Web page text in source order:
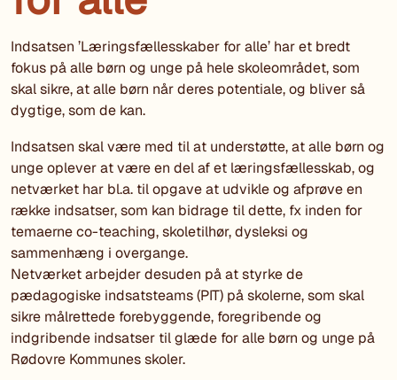
Indsatsen ’Læringsfællesskaber for alle’ har et bredt
fokus på alle børn og unge på hele skoleområdet, som
skal sikre, at alle børn når deres potentiale, og bliver så
dygtige, som de kan.
Indsatsen skal være med til at understøtte, at alle børn og
unge oplever at være en del af et læringsfællesskab, og
netværket har bl.a. til opgave at udvikle og afprøve en
række indsatser, som kan bidrage til dette, fx inden for
temaerne co-teaching, skoletilhør, dysleksi og
sammenhæng i overgange.
Netværket arbejder desuden på at styrke de
pædagogiske indsatsteams (PIT) på skolerne, som skal
sikre målrettede forebyggende, foregribende og
indgribende indsatser til glæde for alle børn og unge på
Rødovre Kommunes skoler.